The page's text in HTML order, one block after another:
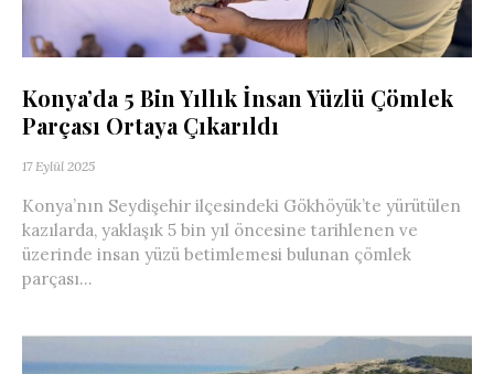
Konya’da 5 Bin Yıllık İnsan Yüzlü Çömlek
Parçası Ortaya Çıkarıldı
17 Eylül 2025
Konya’nın Seydişehir ilçesindeki Gökhöyük’te yürütülen
kazılarda, yaklaşık 5 bin yıl öncesine tarihlenen ve
üzerinde insan yüzü betimlemesi bulunan çömlek
parçası...